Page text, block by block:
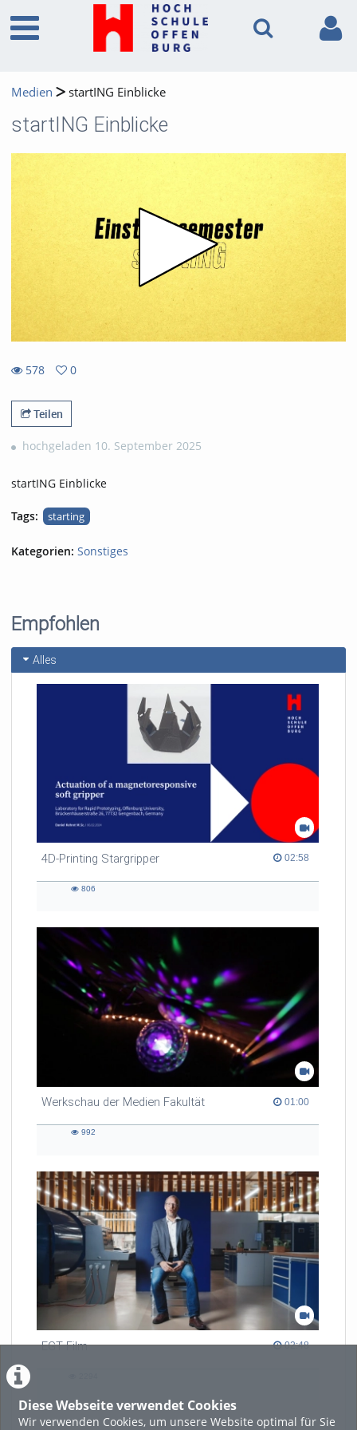
Diese Webseite verwendet Cookies
Wir verwenden Cookies, um unsere Website optimal für Sie
Medien startING Einblicke
startING Einblicke
578
views
0
favorites
Teilen
hochgeladen 10. September 2025
startING Einblicke
Tags: starting
Kategorien: Sonstiges
Empfohlen
Alles
4D-Printing Stargripper 02:58
02:58 duration
806
Werkschau der Medien Fakultät 01:00
01:00 duration
992
EGT Film 02:48
02:48 duration
2294